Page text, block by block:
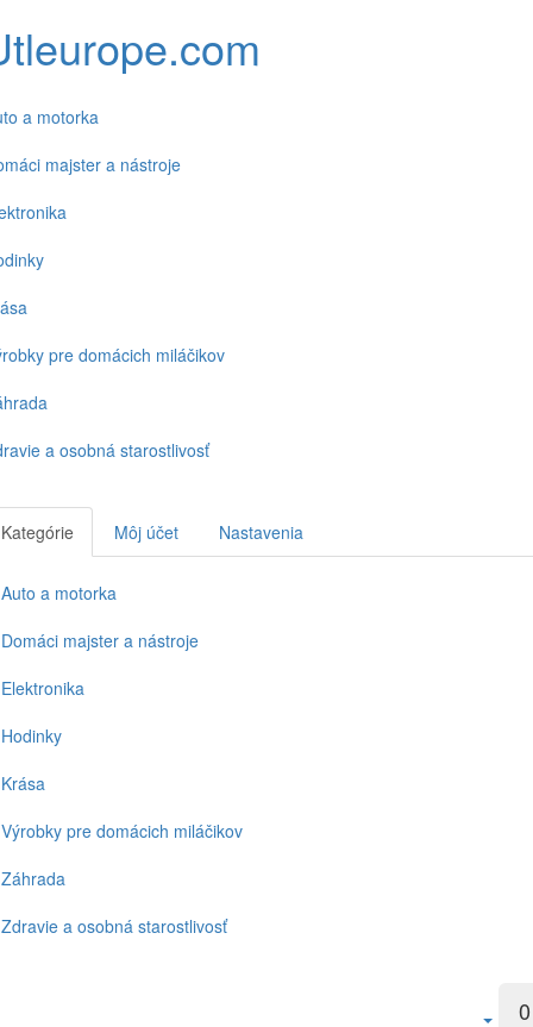
a motorka
majster a nástroje
pre domácich miláčikov
a osobná starostlivosť
Kategórie Môj účet Nastavenia
Auto a motorka
Domáci majster a nástroje
Elektronika
Hodinky
Krása
Výrobky pre domácich miláčikov
Záhrada
Zdravie a osobná starostlivosť
0